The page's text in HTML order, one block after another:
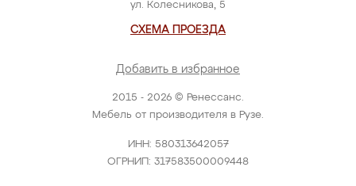
2015 - 2026 © Ренессанс.
Мебель от производителя в Рузе.
ИНН: 580313642057
ОГРНИП: 317583500009448
ул. Колесникова, 5
СХЕМА ПРОЕЗДА
Добавить в избранное